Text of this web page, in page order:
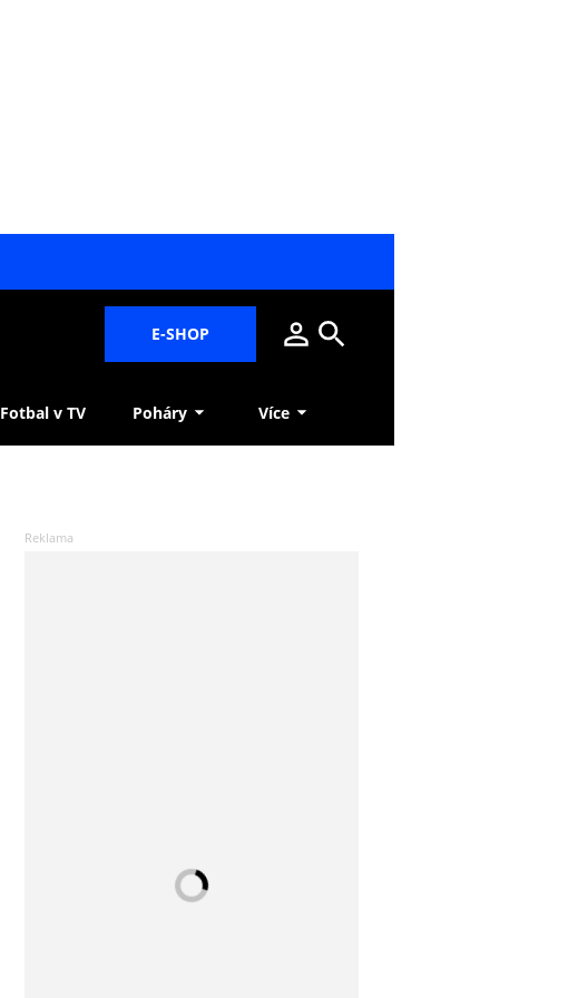
E-SHOP
Fotbal v TV Poháry Více